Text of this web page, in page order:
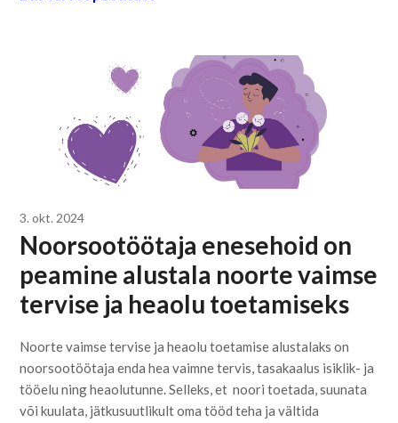
3. okt. 2024
Noorsootöötaja enesehoid on
peamine alustala noorte vaimse
tervise ja heaolu toetamiseks
Noorte vaimse tervise ja heaolu toetamise alustalaks on
noorsootöötaja enda hea vaimne tervis, tasakaalus isiklik- ja
tööelu ning heaolutunne. Selleks, et noori toetada, suunata
või kuulata, jätkusuutlikult oma tööd teha ja vältida